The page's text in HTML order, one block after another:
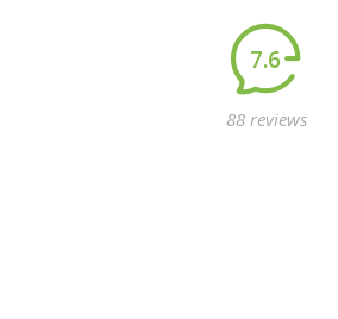
7.6
88 reviews